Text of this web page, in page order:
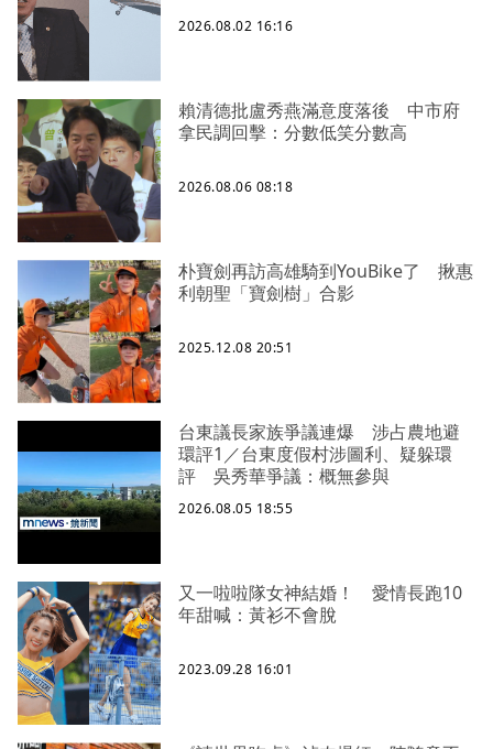
2026.08.02 16:16
賴清德批盧秀燕滿意度落後 中市府
拿民調回擊：分數低笑分數高
2026.08.06 08:18
朴寶劍再訪高雄騎到YouBike了 揪惠
利朝聖「寶劍樹」合影
2025.12.08 20:51
台東議長家族爭議連爆 涉占農地避
環評1／台東度假村涉圖利、疑躲環
評 吳秀華爭議：概無參與
2026.08.05 18:55
又一啦啦隊女神結婚！ 愛情長跑10
年甜喊：黃衫不會脫
2023.09.28 16:01